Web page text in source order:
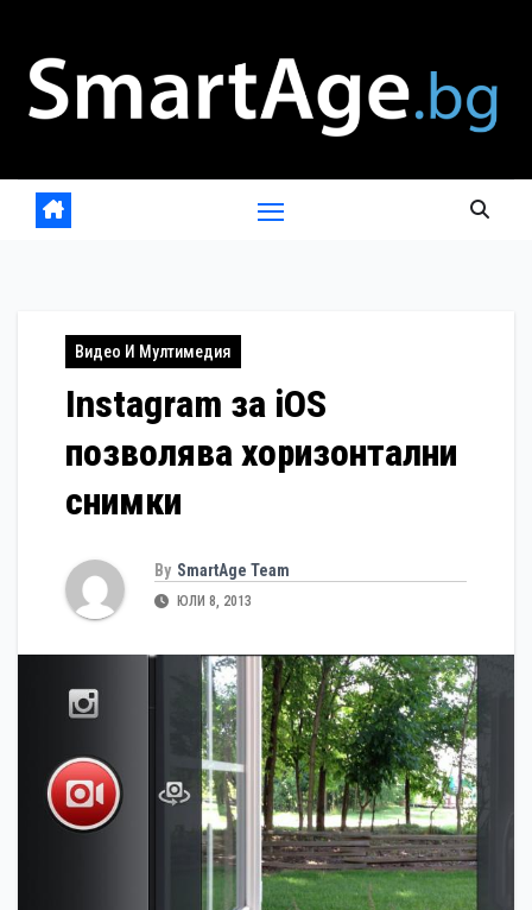
content
Видео И Мултимедия
Instagram за iOS
позволява хоризонтални
снимки
By SmartAge Team
ЮЛИ 8, 2013